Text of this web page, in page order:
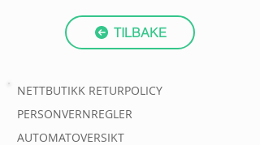
TILBAKE
NETTBUTIKK RETURPOLICY
PERSONVERNREGLER
AUTOMATOVERSIKT